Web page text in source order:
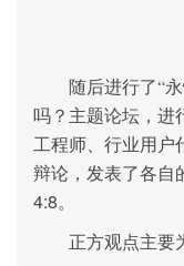
随后进行了“
吗？主题论坛，进
工程师、行业用户
辩论，发表了各自
4:8。
正方观点主要